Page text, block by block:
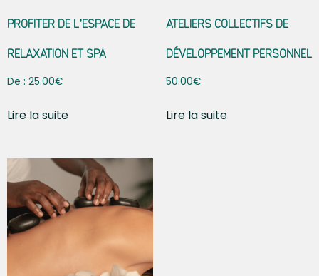
PROFITER DE L’ESPACE DE
RELAXATION ET SPA
De : 25.00€
Lire la suite
ATELIERS COLLECTIFS DE
DÉVELOPPEMENT PERSONNEL
50.00€
Lire la suite